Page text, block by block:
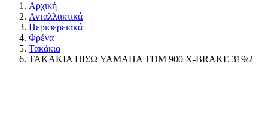
Αρχική
Ανταλλακτικά
Περιφερειακά
Φρένα
Τακάκια
ΤΑΚΑΚΙΑ ΠΙΣΩ YAMAHA TDM 900 X-BRAKE 319/2